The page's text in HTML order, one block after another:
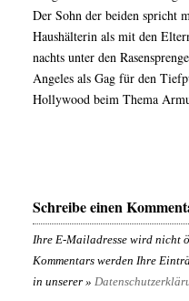
Der Sohn der beiden spricht
Haushälterin als mit den
nachts unter den
Angeles als Gag für den
Hollywood beim Thema
Schreibe einen
Ihre E-Mailadresse wird nicht
Kommentars werden Ihre
in unserer »